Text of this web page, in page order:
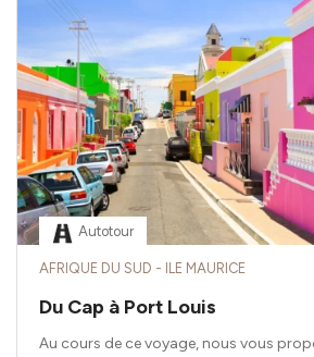
Autotour
AFRIQUE DU SUD - ILE MAURICE
Du Cap à Port Louis
Au cours de ce voyage, nous vous